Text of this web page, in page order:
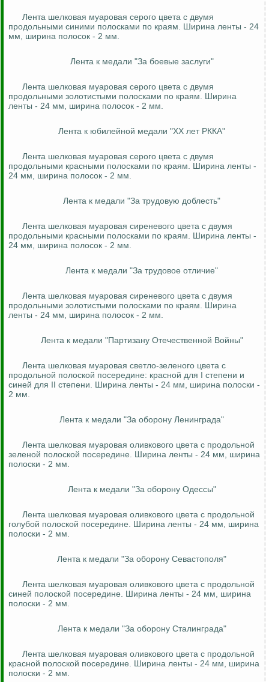
Лента шелковая муаровая серого цвета с двумя
продольными синими полосками по краям. Ширина ленты - 24
мм, ширина полосок - 2 мм.
Лента к медали "За боевые заслуги"
Лента шелковая муаровая серого цвета с двумя
продольными золотистыми полосками по краям. Ширина
ленты - 24 мм, ширина полосок - 2 мм.
Лента к юбилейной медали "XX лет РККА"
Лента шелковая муаровая серого цвета с двумя
продольными красными полосками по краям. Ширина ленты -
24 мм, ширина полосок - 2 мм.
Лента к медали "За трудовую доблесть"
Лента шелковая муаровая сиреневого цвета с двумя
продольными красными полосками по краям. Ширина ленты -
24 мм, ширина полосок - 2 мм.
Лента к медали "За трудовое отличие"
Лента шелковая муаровая сиреневого цвета с двумя
продольными золотистыми полосками по краям. Ширина
ленты - 24 мм, ширина полосок - 2 мм.
Лента к медали "Партизану Отечественной Войны"
Лента шелковая муаровая светло-зеленого цвета с
продольной полоской посередине: красной для I степени и
синей для II степени. Ширина ленты - 24 мм, ширина полоски -
2 мм.
Лента к медали "За оборону Ленинграда"
Лента шелковая муаровая оливкового цвета с продольной
зеленой полоской посередине. Ширина ленты - 24 мм, ширина
полоски - 2 мм.
Лента к медали "За оборону Одессы"
Лента шелковая муаровая оливкового цвета с продольной
голубой полоской посередине. Ширина ленты - 24 мм, ширина
полоски - 2 мм.
Лента к медали "За оборону Севастополя"
Лента шелковая муаровая оливкового цвета с продольной
синей полоской посередине. Ширина ленты - 24 мм, ширина
полоски - 2 мм.
Лента к медали "За оборону Сталинграда"
Лента шелковая муаровая оливкового цвета с продольной
красной полоской посередине. Ширина ленты - 24 мм, ширина
полоски - 2 мм.